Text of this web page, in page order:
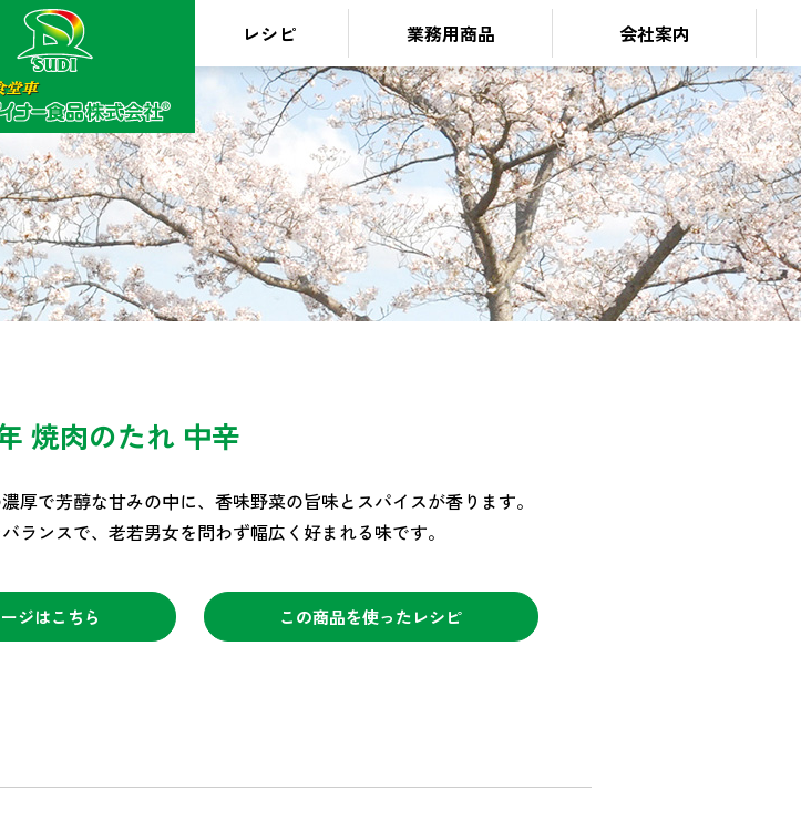
レシピ 業務用商品 会社案内
焼肉のたれ 中辛
厚で芳醇な甘みの中に、香味野菜の旨味とスパイスが香ります。
ランスで、老若男女を問わず幅広く好まれる味です。
ジはこちら この商品を使ったレシピ